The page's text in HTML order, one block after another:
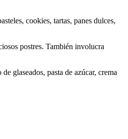
cookies, tartas, panes dulces,
postres. También involucra
glaseados, pasta de azúcar, crema